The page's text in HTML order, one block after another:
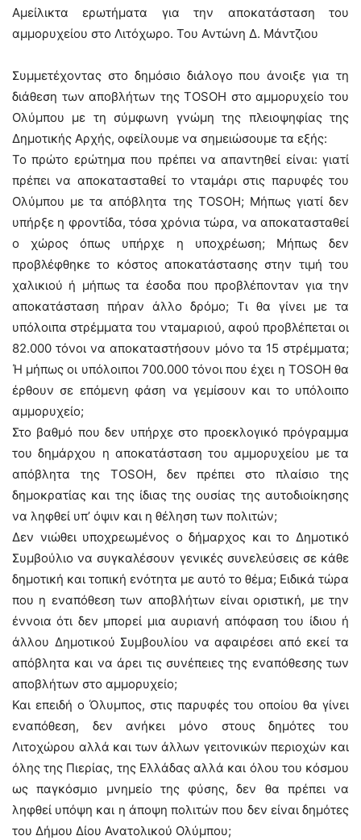
Αμείλικτα ερωτήματα για την αποκατάσταση του
αμμορυχείου στο Λιτόχωρο. Του Αντώνη Δ. Μάντζιου
Συμμετέχοντας στο δημόσιο διάλογο που άνοιξε για τη
διάθεση των αποβλήτων της TOSOH στο αμμορυχείο του
Ολύμπου με τη σύμφωνη γνώμη της πλειοψηφίας της
Δημοτικής Αρχής, οφείλουμε να σημειώσουμε τα εξής:
Το πρώτο ερώτημα που πρέπει να απαντηθεί είναι: γιατί
πρέπει να αποκατασταθεί το νταμάρι στις παρυφές του
Ολύμπου με τα απόβλητα της TOSOH; Μήπως γιατί δεν
υπήρξε η φροντίδα, τόσα χρόνια τώρα, να αποκατασταθεί
ο χώρος όπως υπήρχε η υποχρέωση; Μήπως δεν
προβλέφθηκε το κόστος αποκατάστασης στην τιμή του
χαλικιού ή μήπως τα έσοδα που προβλέπονταν για την
αποκατάσταση πήραν άλλο δρόμο; Τι θα γίνει με τα
υπόλοιπα στρέμματα του νταμαριού, αφού προβλέπεται οι
82.000 τόνοι να αποκαταστήσουν μόνο τα 15 στρέμματα;
Ή μήπως οι υπόλοιποι 700.000 τόνοι που έχει η TOSOH θα
έρθουν σε επόμενη φάση να γεμίσουν και το υπόλοιπο
αμμορυχείο;
Στο βαθμό που δεν υπήρχε στο προεκλογικό πρόγραμμα
του δημάρχου η αποκατάσταση του αμμορυχείου με τα
απόβλητα της TOSOH, δεν πρέπει στο πλαίσιο της
δημοκρατίας και της ίδιας της ουσίας της αυτοδιοίκησης
να ληφθεί υπ’ όψιν και η θέληση των πολιτών;
Δεν νιώθει υποχρεωμένος ο δήμαρχος και το Δημοτικό
Συμβούλιο να συγκαλέσουν γενικές συνελεύσεις σε κάθε
δημοτική και τοπική ενότητα με αυτό το θέμα; Ειδικά τώρα
που η εναπόθεση των αποβλήτων είναι οριστική, με την
έννοια ότι δεν μπορεί μια αυριανή απόφαση του ίδιου ή
άλλου Δημοτικού Συμβουλίου να αφαιρέσει από εκεί τα
απόβλητα και να άρει τις συνέπειες της εναπόθεσης των
αποβλήτων στο αμμορυχείο;
Και επειδή ο Όλυμπος, στις παρυφές του οποίου θα γίνει
εναπόθεση, δεν ανήκει μόνο στους δημότες του
Λιτοχώρου αλλά και των άλλων γειτονικών περιοχών και
όλης της Πιερίας, της Ελλάδας αλλά και όλου του κόσμου
ως παγκόσμιο μνημείο της φύσης, δεν θα πρέπει να
ληφθεί υπόψη και η άποψη πολιτών που δεν είναι δημότες
του Δήμου Δίου Ανατολικού Ολύμπου;